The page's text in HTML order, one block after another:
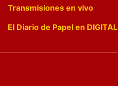
Transmisiones en vivo
El Diario de Papel en DIGITAL